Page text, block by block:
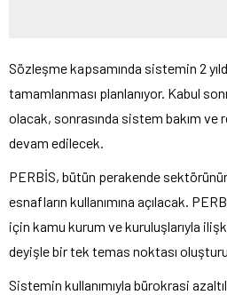
Sözleşme kapsamında sistemin 2
tamamlanması planlanıyor. Kabul
olacak, sonrasında sistem bakım
devam edilecek.
PERBİS, bütün perakende
esnafların kullanımına açılacak.
için kamu kurum ve kuruluşlarıyla
deyişle bir tek temas noktası
Sistemin kullanımıyla bürokrasi